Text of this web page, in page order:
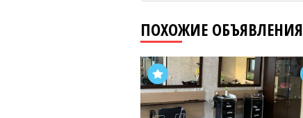
ПОХОЖИЕ ОБЪЯВЛЕНИЯ